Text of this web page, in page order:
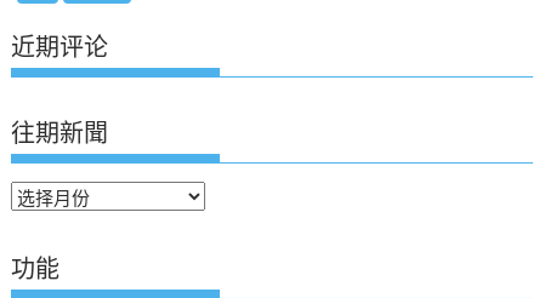
近期评论
往期新聞
往
新
聞
功能